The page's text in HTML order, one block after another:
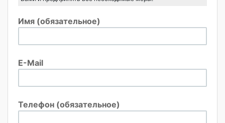
Имя (обязательное)
E-Mail
Телефон (обязательное)